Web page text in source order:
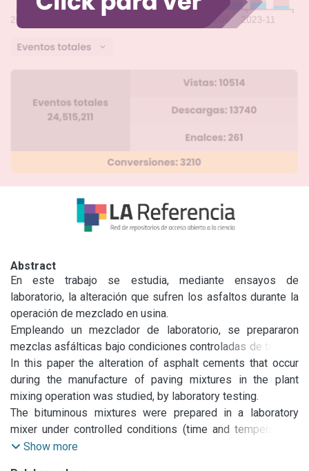
Abstract
En este trabajo se estudia, mediante ensayos de
laboratorio, la alteración que sufren los asfaltos durante la
operación de mezclado en usina.
Empleando un mezclador de laboratorio, se prepararon
mezclas asfálticas bajo condiciones controladas de tiempo
y temperatura. El asfalto componente de la mezcla asfáltica
fue recuperado mediante el método de Abson. Sobre este
se estudió el grado de alteración mediante medidas de
viscosidad, utilizando el microviscosímetro de placas
deslizantes, y por espectrofoto- metría infrarroja. Además
se estudió la acción inhibidora de ciertos aditivos
In this paper the alteration of asphalt cements that occur
during the manufacture of paving mixtures in the plant
mixing operation was studied, by laboratory testing.
The bituminous mixtures were prepared in a laboratory
mixer under controlled conditions (time and temperature).
The asphalts under test were recovered by means of the
Show more